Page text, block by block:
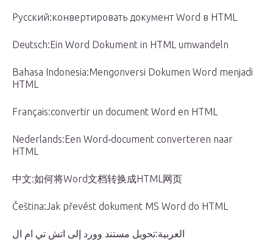
Русский:конвертировать документ Word в HTML
Deutsch:Ein Word Dokument in HTML umwandeln
Bahasa Indonesia:Mengonversi Dokumen Word menjadi
HTML
Français:convertir un document Word en HTML
Nederlands:Een Word‐document converteren naar
HTML
中文:如何将Word文档转换成HTML网页
Čeština:Jak převést dokument MS Word do HTML
العربية:تحويل مستند وورد إلى اتش تي ام ال